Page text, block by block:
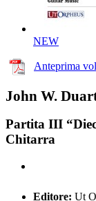
NEW
Anteprima
John W.
Partita III
Chitarra
Editore: Ut